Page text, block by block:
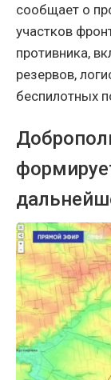
сообщает о
участков
противника,
резервов,
беспилотных